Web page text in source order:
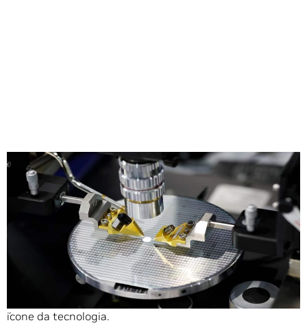
Compartilhe
A especialista em visão computacional Landing AI tem
um cartão de visita exclusivo: seu cofundador e CEO é um
ícone da tecnologia.